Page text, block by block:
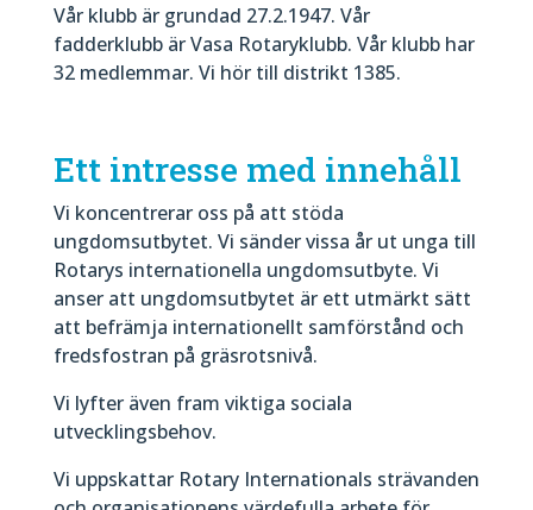
Vår klubb är grundad 27.2.1947. Vår
fadderklubb är Vasa Rotaryklubb. Vår klubb har
32 medlemmar. Vi hör till distrikt 1385.
Ett intresse med innehåll
Vi koncentrerar oss på att stöda
ungdomsutbytet. Vi sänder vissa år ut unga till
Rotarys internationella ungdomsutbyte. Vi
anser att ungdomsutbytet är ett utmärkt sätt
att befrämja internationellt samförstånd och
fredsfostran på gräsrotsnivå.
Vi lyfter även fram viktiga sociala
utvecklingsbehov.
Vi uppskattar Rotary Internationals strävanden